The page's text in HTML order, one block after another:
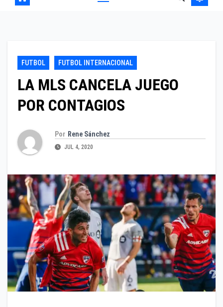
FUTBOL FUTBOL INTERNACIONAL
LA MLS CANCELA JUEGO
POR CONTAGIOS
Por Rene Sánchez
JUL 4, 2020